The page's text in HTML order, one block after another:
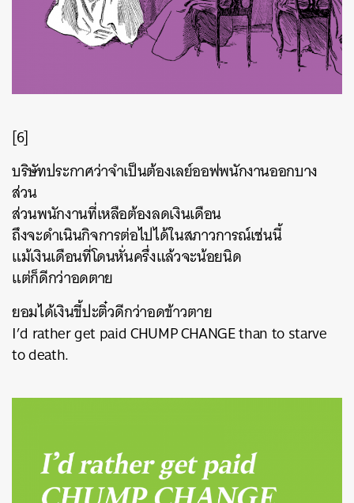
[6]
บริษัทประกาศว่าจำเป็นต้องเลย์ออฟพนักงานออกบาง
ส่วน
ส่วนพนักงานที่เหลือต้องลดเงินเดือน
ถึงจะดำเนินกิจการต่อไปได้ในสภาวการณ์เช่นนี้
แม้เงินเดือนที่โดนหั่นครึ่งแล้วจะน้อยนิด
แต่ก็ดีกว่าอดตาย
ยอมได้เงินขี้ปะติ๋วดีกว่าอดข้าวตาย
I’d rather get paid CHUMP CHANGE than to starve
to death.
ค้นหา
SHARE TWEET LINE EMAIL